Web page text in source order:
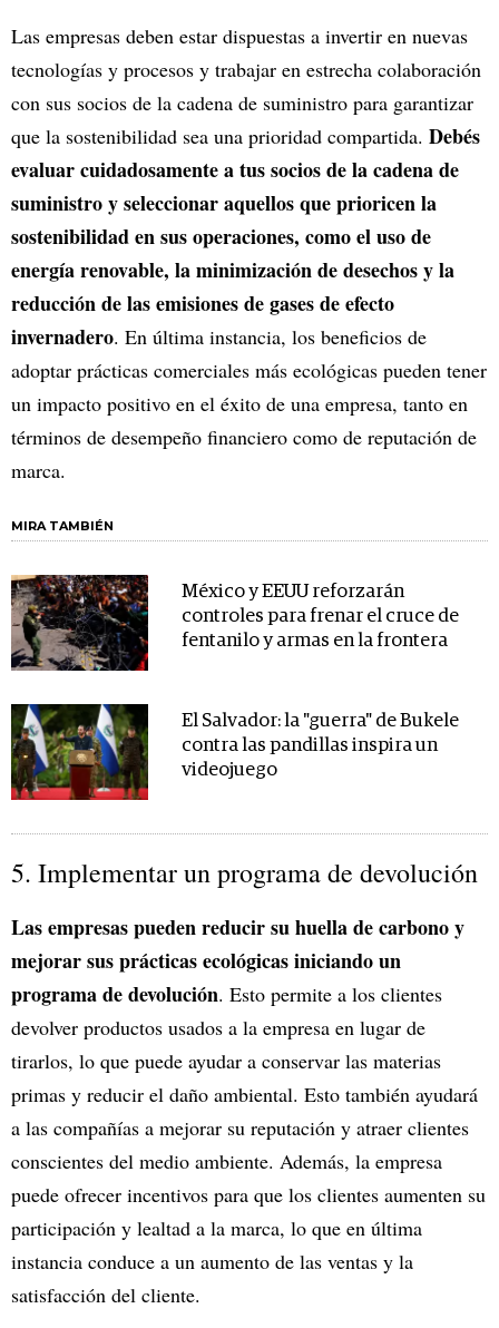
Las empresas deben estar dispuestas a invertir en nuevas
tecnologías y procesos y trabajar en estrecha colaboración
con sus socios de la cadena de suministro para garantizar
que la sostenibilidad sea una prioridad compartida. Debés
evaluar cuidadosamente a tus socios de la cadena de
suministro y seleccionar aquellos que prioricen la
sostenibilidad en sus operaciones, como el uso de
energía renovable, la minimización de desechos y la
reducción de las emisiones de gases de efecto
invernadero. En última instancia, los beneficios de
adoptar prácticas comerciales más ecológicas pueden tener
un impacto positivo en el éxito de una empresa, tanto en
términos de desempeño financiero como de reputación de
marca.
MIRA TAMBIÉN
México y EEUU reforzarán
controles para frenar el cruce de
fentanilo y armas en la frontera
El Salvador: la "guerra" de Bukele
contra las pandillas inspira un
videojuego
5. Implementar un programa de devolución
Las empresas pueden reducir su huella de carbono y
mejorar sus prácticas ecológicas iniciando un
programa de devolución. Esto permite a los clientes
devolver productos usados a la empresa en lugar de
tirarlos, lo que puede ayudar a conservar las materias
primas y reducir el daño ambiental. Esto también ayudará
a las compañías a mejorar su reputación y atraer clientes
conscientes del medio ambiente. Además, la empresa
puede ofrecer incentivos para que los clientes aumenten su
participación y lealtad a la marca, lo que en última
instancia conduce a un aumento de las ventas y la
satisfacción del cliente.